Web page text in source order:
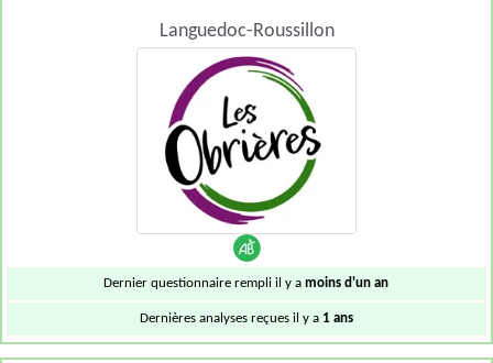
Languedoc-Roussillon
Dernier questionnaire rempli il y amoins d'un an
Dernières analyses reçues il y a 1 ans